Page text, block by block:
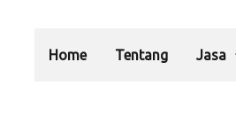
Home Tentang Jasa